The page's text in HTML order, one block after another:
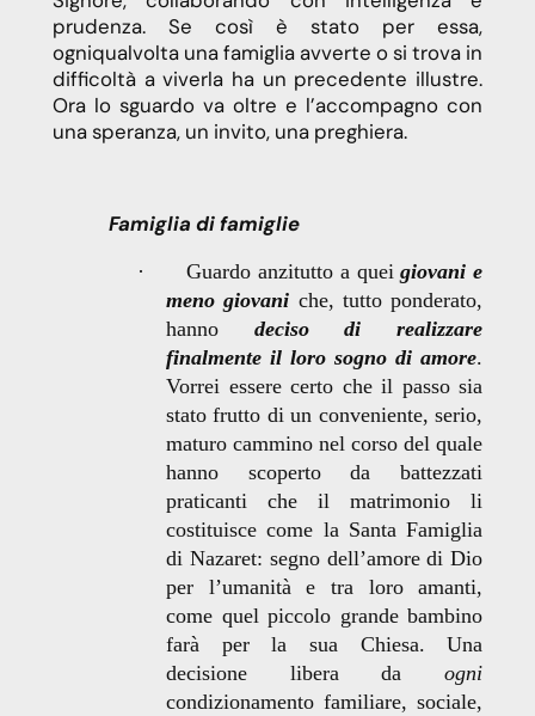
prudenza. Se così è stato per essa,
ogniqualvolta una famiglia avverte o si trova in
difficoltà a viverla ha un precedente illustre.
Ora lo sguardo va oltre e l’accompagno con
una speranza, un invito, una preghiera.
Famiglia di famiglie
· Guardo anzitutto a queigiovani e
meno giovani che, tutto ponderato,
hanno deciso di realizzare
finalmente il loro sogno di amore.
Vorrei essere certo che il passo sia
stato frutto di un conveniente, serio,
maturo cammino nel corso del quale
hanno scoperto da battezzati
praticanti che il matrimonio li
costituisce come la Santa Famiglia
di Nazaret: segno dell’amore di Dio
per l’umanità e tra loro amanti,
come quel piccolo grande bambino
farà per la sua Chiesa. Una
decisione libera daogni
condizionamento familiare, sociale,